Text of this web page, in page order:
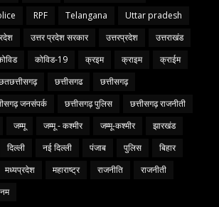
RPF Telangana
Uttar pradesh
उत्तर प्रदेश सरकार उत्तरप्रदेश
उत्तराखंड
कोविड-19 क्रइम क्राइम
क्राईम
छत्तीसगढ
छत्तीसगढ़
जनसंपर्क छत्तीसगढ़ पुलिस
छत्तीसगढ़ राजनीती
जम्मू जम्मू - कश्मीर जम्मू-कश्मीर
झारखंड
दिल्ली नई दिल्ली पंजाब पुलिस
बिहार
मध्यप्रदेश महाराष्ट्र राजनीति
राजनीती